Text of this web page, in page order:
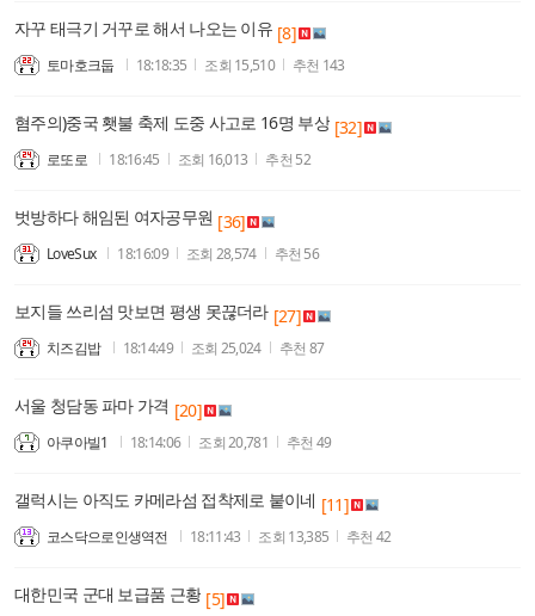
자꾸 태극기 거꾸로 해서 나오는 이유 [8]
토마호크둡 18:18:35 조회 15,510 추천 143
혐주의)중국 횃불 축제 도중 사고로 16명 부상 [32]
로또로 18:16:45 조회 16,013 추천 52
벗방하다 해임된 여자공무원 [36]
LoveSux 18:16:09 조회 28,574 추천 56
보지들 쓰리섬 맛보면 평생 못끊더라 [27]
치즈김밥 18:14:49 조회 25,024 추천 87
서울 청담동 파마 가격 [20]
아쿠아빌1 18:14:06 조회20,781 추천 49
갤럭시는 아직도 카메라섬 접착제로 붙이네 [11]
코스닥으로인생역전 18:11:43 조회 13,385 추천 42
대한민국 군대 보급품 근황 [5]